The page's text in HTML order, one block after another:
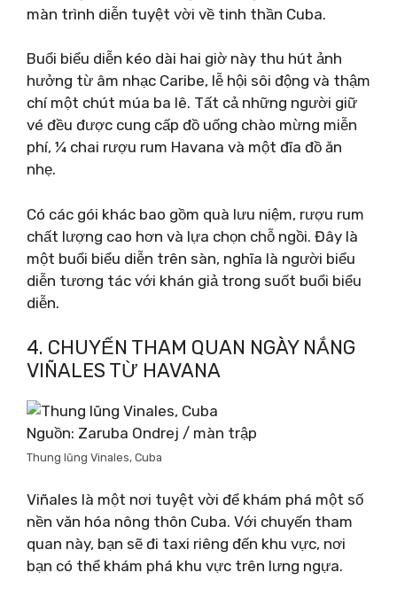
màn trình diễn tuyệt vời về tinh thần Cuba.
Buổi biểu diễn kéo dài hai giờ này thu hút ảnh
hưởng từ âm nhạc Caribe, lễ hội sôi động và thậm
chí một chút múa ba lê. Tất cả những người giữ
vé đều được cung cấp đồ uống chào mừng miễn
phí, ¼ chai rượu rum Havana và một đĩa đồ ăn
nhẹ.
Có các gói khác bao gồm quà lưu niệm, rượu rum
chất lượng cao hơn và lựa chọn chỗ ngồi. Đây là
một buổi biểu diễn trên sàn, nghĩa là người biểu
diễn tương tác với khán giả trong suốt buổi biểu
diễn.
4. CHUYẾN THAM QUAN NGÀY NẮNG
VIÑALES TỪ HAVANA
Nguồn: Zaruba Ondrej / màn trập
Thung lũng Vinales, Cuba
Viñales là một nơi tuyệt vời để khám phá một số
nền văn hóa nông thôn Cuba. Với chuyến tham
quan này, bạn sẽ đi taxi riêng đến khu vực, nơi
bạn có thể khám phá khu vực trên lưng ngựa.